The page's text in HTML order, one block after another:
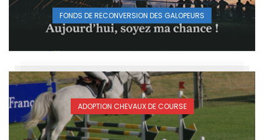
FONDS DE RECONVERSION DES GALOPEURS
ADOPTION CHEVAUX DE COURSE